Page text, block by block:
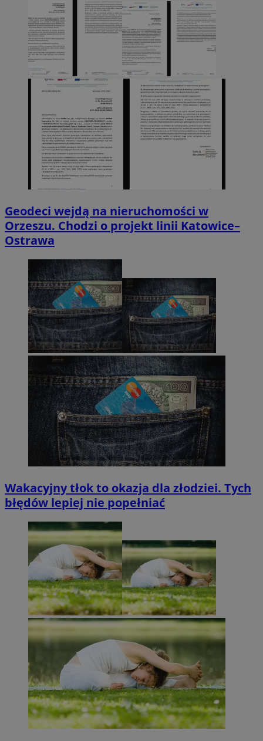
Geodeci wejdą na nieruchomości w
Orzeszu. Chodzi o projekt linii Katowice–
Ostrawa
Wakacyjny tłok to okazja dla złodziei. Tych
błędów lepiej nie popełniać